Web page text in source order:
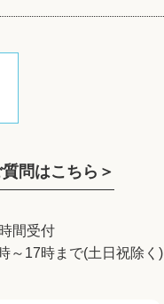
問はこちら＞
間受付
～17時まで(土日祝除く)